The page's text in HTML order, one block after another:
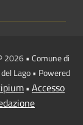
2026 • Comune di
Lago • Powered
• Accesso